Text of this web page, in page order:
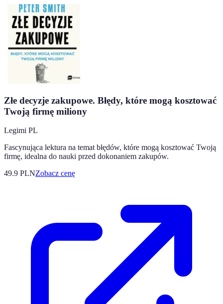
Złe decyzje zakupowe. Błędy, które mogą kosztować
Twoją firmę miliony
Legimi PL
Fascynująca lektura na temat błędów, które mogą kosztować Twoją
firmę, idealna do nauki przed dokonaniem zakupów.
49.9 PLNZobacz cenę